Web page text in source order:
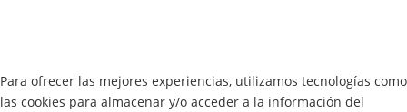
Para ofrecer las mejores experiencias, utilizamos tecnologías como
las cookies para almacenar y/o acceder a la información del